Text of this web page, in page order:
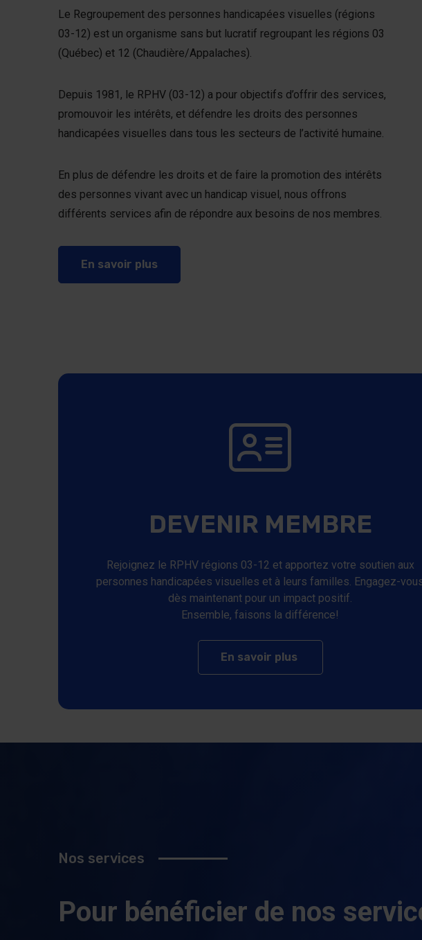
Le Regroupement des personnes handicapées visuelles (régions
03-12) est un organisme sans but lucratif regroupant les régions 03
(Québec) et 12 (Chaudière/Appalaches).
Depuis 1981, le RPHV (03-12) a pour objectifs d’offrir des services,
promouvoir les intérêts, et défendre les droits des personnes
handicapées visuelles dans tous les secteurs de l’activité humaine.
En plus de défendre les droits et de faire la promotion des intérêts
des personnes vivant avec un handicap visuel, nous offrons
différents services afin de répondre aux besoins de nos membres.
En savoir plusEn savoir plus sur le Regroupement des
DEVENIR MEMBRE
Rejoignez le RPHV régions 03-12 et apportez votre soutien aux
personnes handicapées visuelles et à leurs familles. Engagez-
dès maintenant pour un impact positif.
Ensemble, faisons la différence!
En savoir plus
Nos services
Pour bénéficier de nos